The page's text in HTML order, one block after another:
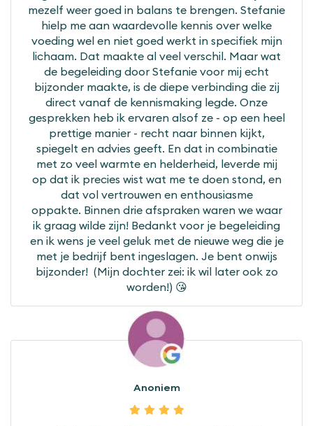
mezelf weer goed in balans te brengen. Stefanie
hielp me aan waardevolle kennis over welke
voeding wel en niet goed werkt in specifiek mijn
lichaam. Dat maakte al veel verschil. Maar wat
de begeleiding door Stefanie voor mij echt
bijzonder maakte, is de diepe verbinding die zij
direct vanaf de kennismaking legde. Onze
gesprekken heb ik ervaren alsof ze - op een heel
prettige manier - recht naar binnen kijkt,
spiegelt en advies geeft. En dat in combinatie
met zo veel warmte en helderheid, leverde mij
op dat ik precies wist wat me te doen stond, en
dat vol vertrouwen en enthousiasme
oppakte. Binnen drie afspraken waren we waar
ik graag wilde zijn! Bedankt voor je begeleiding
en ik wens je veel geluk met de nieuwe weg die je
met je bedrijf bent ingeslagen. Je bent onwijs
bijzonder! (Mijn dochter zei: ik wil later ook zo
worden!) 😘
Anoniem